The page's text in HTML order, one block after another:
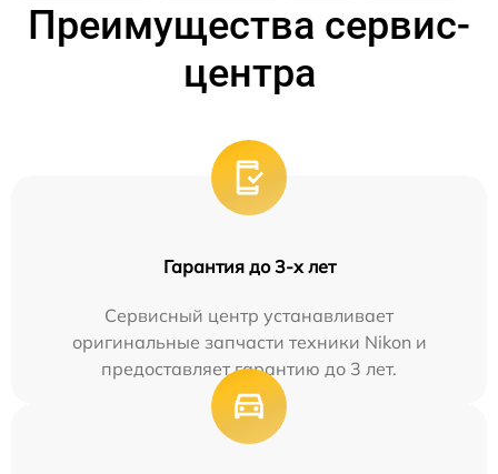
Преимущества сервис-
центра
Гарантия до 3-х лет
Сервисный центр устанавливает
оригинальные запчасти техники Nikon и
предоставляет гарантию до 3 лет.